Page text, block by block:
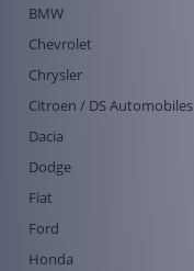
BMW
Chevrolet
Chrysler
Citroen / DS Automobiles
Dacia
Dodge
Fiat
Ford
Honda